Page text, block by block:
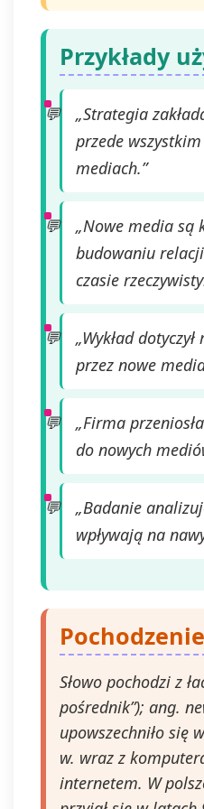
Przykłady
„Strategia
przede
mediach.”
„Nowe media są
budowaniu
czasie
„Wykład
przez nowe
„Firma
do nowych
„Badanie
wpływają na
Słowo pochodzi z
pośrednik”); ang.
upowszechniło się
w. wraz z
internetem. W